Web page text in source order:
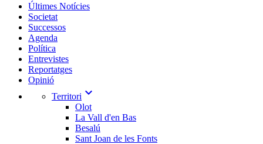
Últimes Notícies
Societat
Successos
Agenda
Política
Entrevistes
Reportatges
Opinió
Territori expand_more
Olot
La Vall d'en Bas
Besalú
Sant Joan de les Fonts